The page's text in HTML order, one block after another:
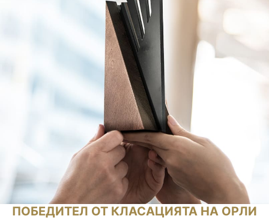
ПОБЕДИТЕЛ ОТ КЛАСАЦИЯТА НА ОРЛИ